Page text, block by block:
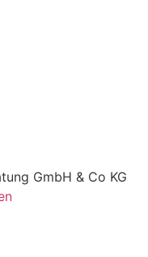
GmbH & Co KG